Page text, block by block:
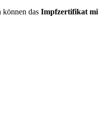
können das Impfzertifikat